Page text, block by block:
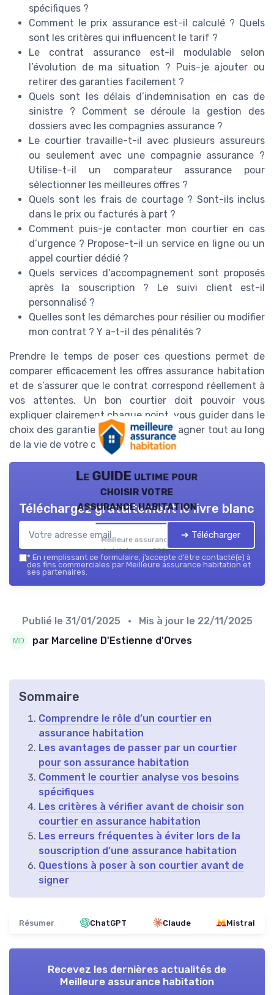
spécifiques ?
Comment le prix assurance est-il calculé ? Quels
sont les critères qui influencent le tarif ?
Le contrat assurance est-il modulable selon
l’évolution de ma situation ? Puis-je ajouter ou
retirer des garanties facilement ?
Quels sont les délais d’indemnisation en cas de
sinistre ? Comment se déroule la gestion des
dossiers avec les compagnies assurance ?
Le courtier travaille-t-il avec plusieurs assureurs
ou seulement avec une compagnie assurance ?
Utilise-t-il un comparateur assurance pour
sélectionner les meilleures offres ?
Quels sont les frais de courtage ? Sont-ils inclus
dans le prix ou facturés à part ?
Comment puis-je contacter mon courtier en cas
d’urgence ? Propose-t-il un service en ligne ou un
appel courtier dédié ?
Quels services d’accompagnement sont proposés
après la souscription ? Le suivi client est-il
personnalisé ?
Quelles sont les démarches pour résilier ou modifier
mon contrat ? Y a-t-il des pénalités ?
Prendre le temps de poser ces questions permet de
comparer efficacement les offres assurance habitation
et de s’assurer que le contrat correspond réellement à
vos attentes. Un bon courtier doit pouvoir vous
expliquer clairement chaque point, vous guider dans le
choix des garanties, et vous accompagner tout au long
de la vie de votre contrat.
Le GUIDE ultime pour
choisir votre
assurance habitation
Meilleure assurance
habitation — 2026
Téléchargez gratuitement le livre blanc
➔ Télécharger
* En remplissant ce formulaire, j’accepte d’être contacté(e) à
des fins commerciales par Meilleure assurance habitation et
ses partenaires.
Publié le 31/01/2025 • Mis à jour le 22/11/2025
par Marceline D'Estienne d'Orves
Sommaire
Comprendre le rôle d’un courtier en
assurance habitation
Les avantages de passer par un courtier
pour son assurance habitation
Comment le courtier analyse vos besoins
spécifiques
Les critères à vérifier avant de choisir son
courtier en assurance habitation
Les erreurs fréquentes à éviter lors de la
souscription d’une assurance habitation
Questions à poser à son courtier avant de
signer
Résumer ChatGPT Claude Mistral
Recevez les dernières actualités de
Meilleure assurance habitation